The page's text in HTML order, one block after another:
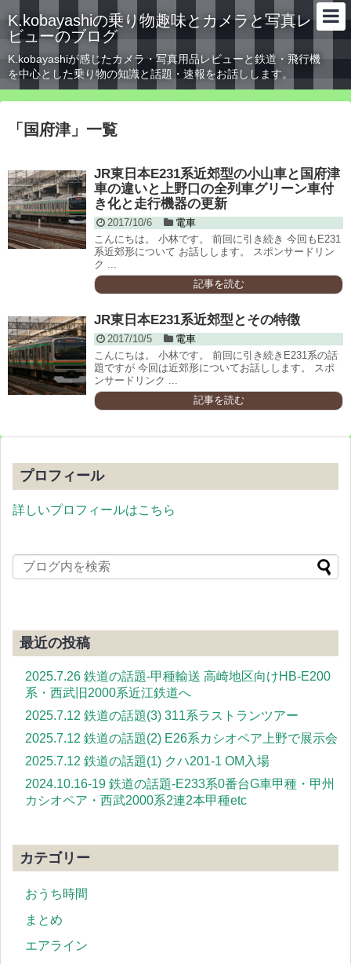
K.kobayashiの乗り物趣味とカメラと写真レ
ビューのブログ
K.kobayashiが感じたカメラ・写真用品レビューと鉄道・飛行機
を中心とした乗り物の知識と話題・速報をお話しします。
「 国府津」 一覧
JR東日本E231系近郊型の小山車と国府津
車の違いと上野口の全列車グリーン車付
き化と走行機器の更新
2017/10/6
電車
こんにちは。 小林です。 前回に引き続き 今回もE231
系近郊形について お話しします。 スポンサードリン
ク ...
記事を読む
JR東日本E231系近郊型とその特徴
2017/10/5
電車
こんにちは。 小林です。 前回に引き続きE231系の話
題ですが 今回は近郊形についてお話しします。 スポ
ンサードリンク ...
記事を読む
プロフィール
詳しいプロフィールはこちら
最近の投稿
2025.7.26 鉄道の話題-甲種輸送 高崎地区向けHB-E200
系・西武旧2000系近江鉄道へ
2025.7.12 鉄道の話題(3) 311系ラストランツアー
2025.7.12 鉄道の話題(2) E26系カシオペア上野で展示会
2025.7.12 鉄道の話題(1) クハ201-1 OM入場
2024.10.16-19 鉄道の話題-E233系0番台G車甲種・甲州
カシオペア・西武2000系2連2本甲種etc
カテゴリー
おうち時間
まとめ
エアライン